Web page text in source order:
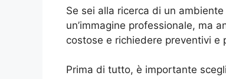
Se sei alla ricerca di un
un’immagine professionale, ma
costose e richiedere preventivi
Prima di tutto, è importante